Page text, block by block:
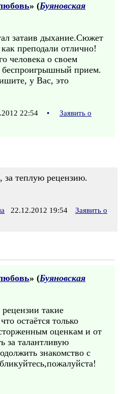
» (Буяновская
затаив дыхание.Сюжет
преподали отлично!
человека о своем
беспроигрышный прием.
у Вас, это
22:54 •
Заявить о
за теплую рецензию.
22.12.2012 19:54
Заявить о
» (Буяновская
такие
остаётся только
оценкам и от
за талантливую
знакомство с